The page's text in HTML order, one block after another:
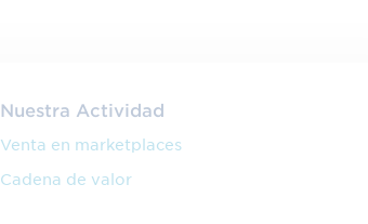
Nuestra Actividad
Venta en marketplaces
Cadena de valor